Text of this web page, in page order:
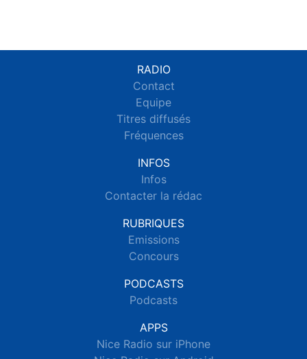
RADIO
Contact
Equipe
Titres diffusés
Fréquences
INFOS
Infos
Contacter la rédac
RUBRIQUES
Emissions
Concours
PODCASTS
Podcasts
APPS
Nice Radio sur iPhone